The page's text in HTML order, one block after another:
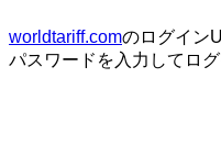
worldtariff.comのログイン
パスワードを入力してロ